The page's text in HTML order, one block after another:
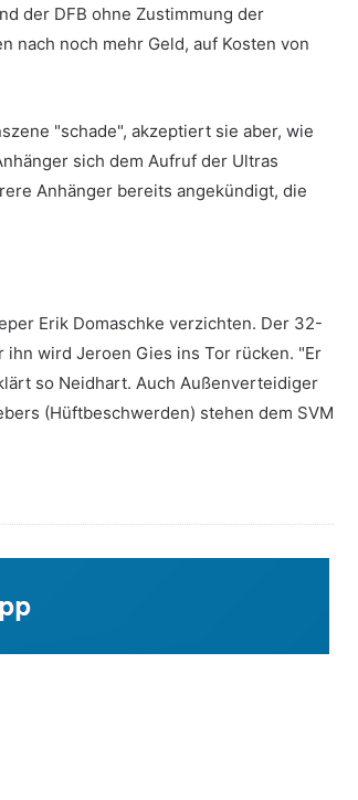
der DFB ohne Zustimmung der
nach noch mehr Geld, auf Kosten von
"schade", akzeptiert sie aber, wie
sich dem Aufruf der Ultras
Anhänger bereits angekündigt, die
Erik Domaschke verzichten. Der 32-
wird Jeroen Gies ins Tor rücken. "Er
so Neidhart. Auch Außenverteidiger
(Hüftbeschwerden) stehen dem SVM